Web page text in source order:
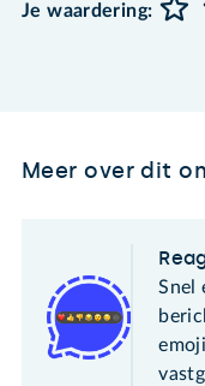
Je waardering:
Meer over dit
Snel